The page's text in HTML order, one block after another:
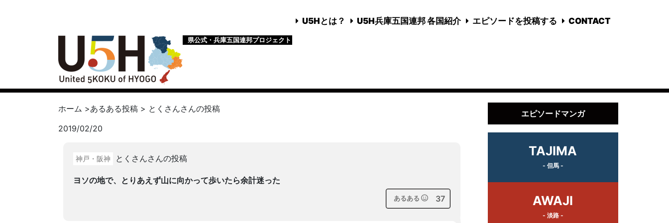
U5Hとは？ U5H兵庫五国連邦 各国紹介 エピソードを投稿する CONTACT
県公式・兵庫五国連邦プロジェクト
ホーム >あるある投稿 > とくさんさんの投稿
2019/02/20
神戸・阪神 とくさんさんの投稿
ヨソの地で、とりあえず山に向かって歩いたら余計迷った
あるある 37
エピソードマンガ
TAJIMA
- 但馬 -
AWAJI
- 淡路 -